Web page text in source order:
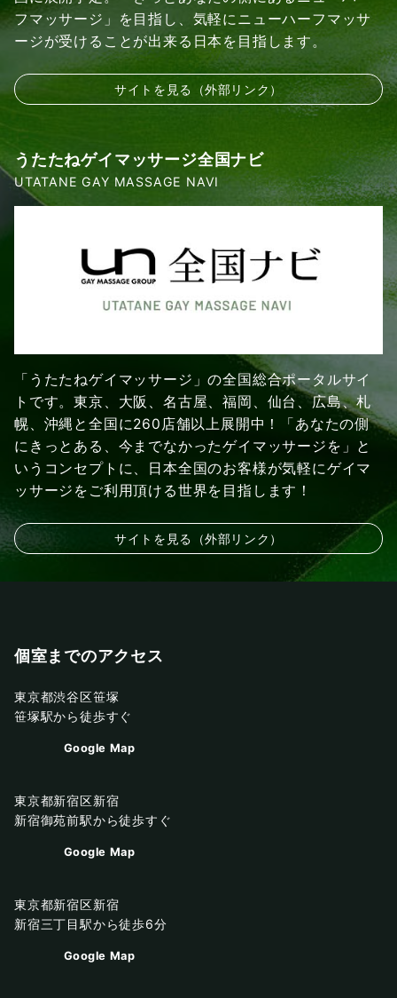
フマッサージ」を目指し、気軽にニューハーフマッサ
ージが受けることが出来る日本を目指します。
サイトを見る（外部リンク）
うたたねゲイマッサージ全国ナビ
UTATANE GAY MASSAGE NAVI
「うたたねゲイマッサージ」の全国総合ポータルサイ
トです。東京、大阪、名古屋、福岡、仙台、広島、札
幌、沖縄と全国に260店舗以上展開中！「あなたの側
にきっとある、今までなかったゲイマッサージを」と
いうコンセプトに、日本全国のお客様が気軽にゲイマ
ッサージをご利用頂ける世界を目指します！
サイトを見る（外部リンク）
個室までのアクセス
東京都渋谷区笹塚
笹塚駅から徒歩すぐ
Google Map
東京都新宿区新宿
新宿御苑前駅から徒歩すぐ
Google Map
東京都新宿区新宿
新宿三丁目駅から徒歩6分
Google Map